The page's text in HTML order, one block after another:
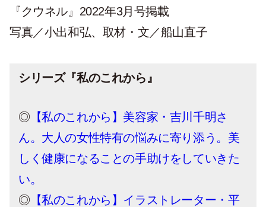
『クウネル』2022年3月号掲載
写真／小出和弘、取材・文／船山直子
シリーズ『私のこれから』
◎ 【私のこれから】美容家・吉川千明さ
ん。大人の女性特有の悩みに寄り添う。美
しく健康になることの手助けをしていきた
い。
◎ 【私のこれから】イラストレーター・平